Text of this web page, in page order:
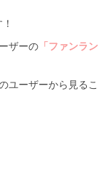
ザーの 「ファンラン
ユーザーから見るこ